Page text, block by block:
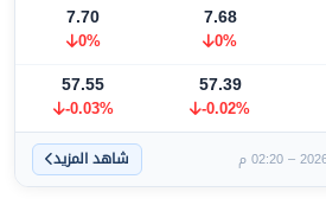
7.68
0%
7.70
0%
57.39
-0.02%
57.55
-0.03%
شاهد المزيد